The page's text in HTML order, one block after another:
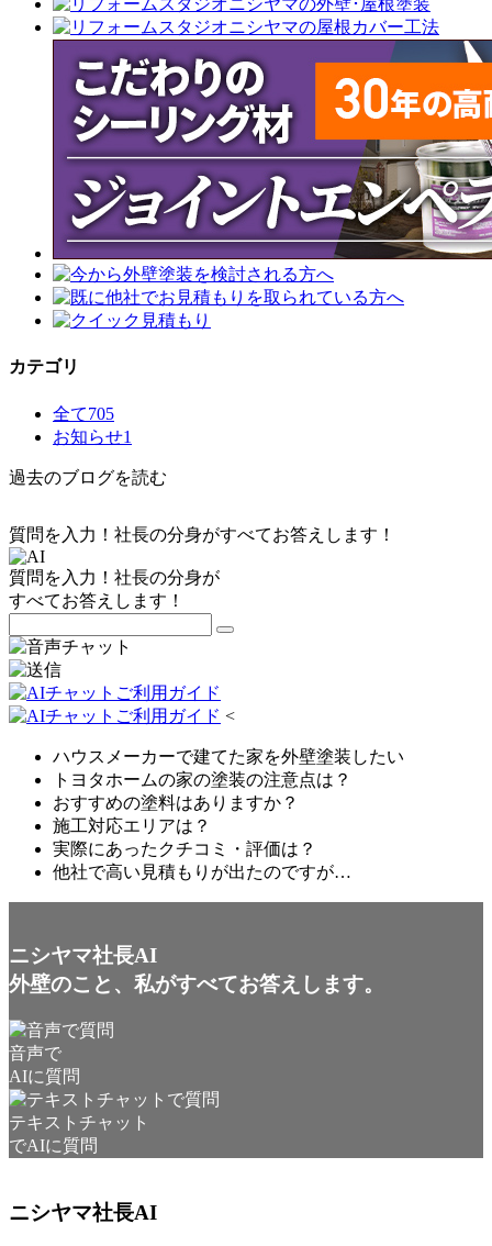
カテゴリ
全て705
お知らせ1
過去のブログを読む
質問を入力！社長の分身がすべてお答えします！
質問を入力！社長の分身が
すべてお答えします！
<
ハウスメーカーで建てた家を外壁塗装したい
トヨタホームの家の塗装の注意点は？
おすすめの塗料はありますか？
施工対応エリアは？
実際にあったクチコミ・評価は？
他社で高い見積もりが出たのですが…
ニシヤマ社長AI
外壁のこと、私がすべてお答えします。
音声で
AIに質問
テキストチャット
でAIに質問
ニシヤマ社長AI